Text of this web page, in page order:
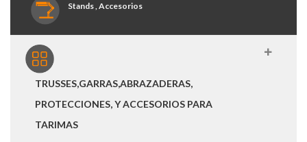
Stands , Accesorios
TRUSSES,GARRAS,ABRAZADERAS,
PROTECCIONES, Y ACCESORIOS PARA
TARIMAS